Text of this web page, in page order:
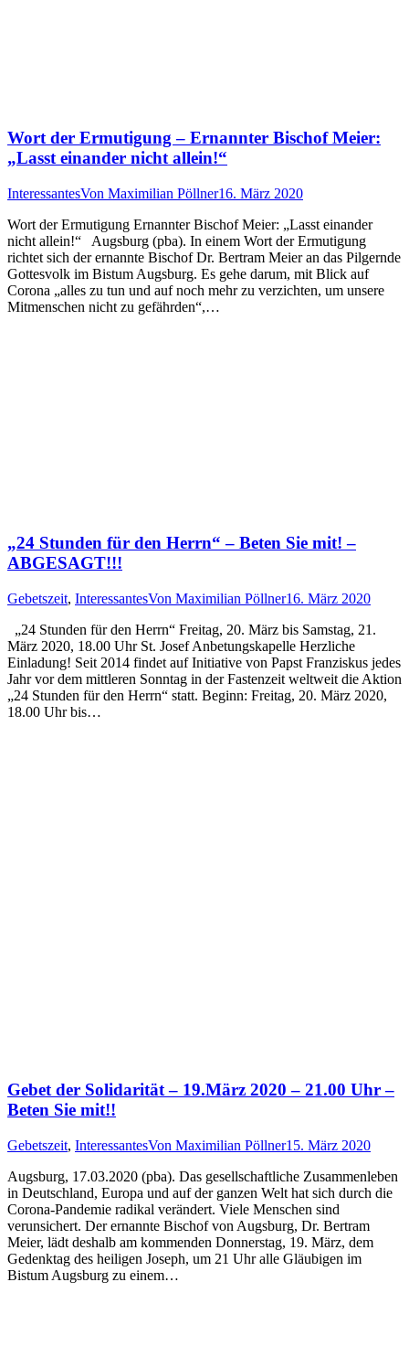
Wort der Ermutigung – Ernannter Bischof Meier:
„Lasst einander nicht allein!“
InteressantesVon Maximilian Pöllner16. März 2020
Wort der Ermutigung Ernannter Bischof Meier: „Lasst einander
nicht allein!“ Augsburg (pba). In einem Wort der Ermutigung
richtet sich der ernannte Bischof Dr. Bertram Meier an das Pilgernde
Gottesvolk im Bistum Augsburg. Es gehe darum, mit Blick auf
Corona „alles zu tun und auf noch mehr zu verzichten, um unsere
Mitmenschen nicht zu gefährden“,…
„24 Stunden für den Herrn“ – Beten Sie mit! –
ABGESAGT!!!
Gebetszeit, InteressantesVon Maximilian Pöllner16. März 2020
„24 Stunden für den Herrn“ Freitag, 20. März bis Samstag, 21.
März 2020, 18.00 Uhr St. Josef Anbetungskapelle Herzliche
Einladung! Seit 2014 findet auf Initiative von Papst Franziskus jedes
Jahr vor dem mittleren Sonntag in der Fastenzeit weltweit die Aktion
„24 Stunden für den Herrn“ statt. Beginn: Freitag, 20. März 2020,
18.00 Uhr bis…
Gebet der Solidarität – 19.März 2020 – 21.00 Uhr –
Beten Sie mit!!
Gebetszeit, InteressantesVon Maximilian Pöllner15. März 2020
Augsburg, 17.03.2020 (pba). Das gesellschaftliche Zusammenleben
in Deutschland, Europa und auf der ganzen Welt hat sich durch die
Corona-Pandemie radikal verändert. Viele Menschen sind
verunsichert. Der ernannte Bischof von Augsburg, Dr. Bertram
Meier, lädt deshalb am kommenden Donnerstag, 19. März, dem
Gedenktag des heiligen Joseph, um 21 Uhr alle Gläubigen im
Bistum Augsburg zu einem…